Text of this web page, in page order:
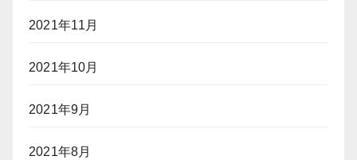
2021年11月
2021年10月
2021年9月
2021年8月